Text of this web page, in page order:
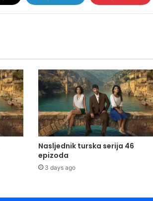
Nasljednik turska serija 46
epizoda
3 days ago